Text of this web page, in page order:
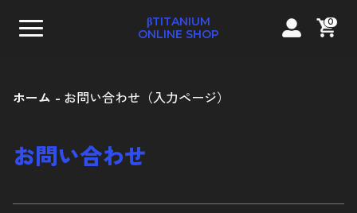
βTITANIUM
ONLINE SHOP
0
テーパーキャップボルト
ホーム お問い合わせ（入力ページ）
お問い合わせ